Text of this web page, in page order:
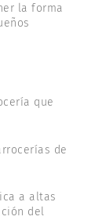
la forma
que
de
a altas
del